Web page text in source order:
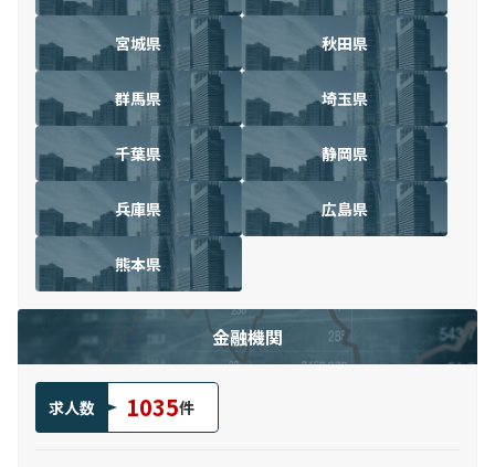
宮城県 秋田県
群馬県 埼玉県
千葉県 静岡県
兵庫県 広島県
熊本県
金融機関
求人数 1035件